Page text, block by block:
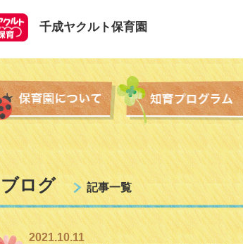
千成ヤクルト保育園
ブログ 記事一覧
2021.10.11